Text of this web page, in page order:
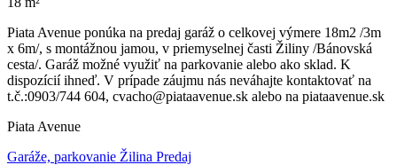
Piata Avenue ponúka na predaj garáž o celkovej výmere 18m2 /3m
x 6m/, s montážnou jamou, v priemyselnej časti Žiliny /Bánovská
cesta/. Garáž možné využiť na parkovanie alebo ako sklad. K
dispozícií ihneď. V prípade záujmu nás neváhajte kontaktovať na
t.č.:0903/744 604, cvacho@piataavenue.sk alebo na piataavenue.sk
Piata Avenue
Garáže, parkovanie Žilina Predaj